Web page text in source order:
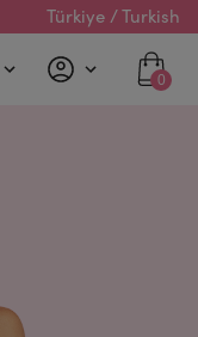
Türkiye / Turkish
0